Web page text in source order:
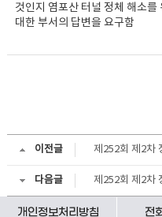
것인지 염포산 터널 정체 해소를
대한 부서의 답변을 요구함
이전글
다음글
개인정보처리방침 전